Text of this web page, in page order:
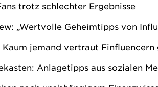
trotz schlechter Ergebnisse
„Wertvolle Geheimtipps von
Kaum jemand vertraut Finfluencern
Anlagetipps aus sozialen